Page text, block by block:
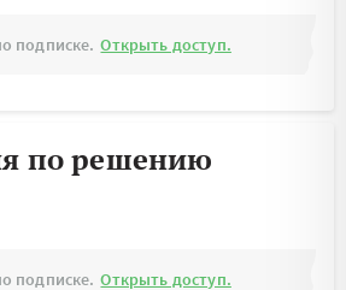
подписке. Открыть доступ.
по решению
подписке. Открыть доступ.